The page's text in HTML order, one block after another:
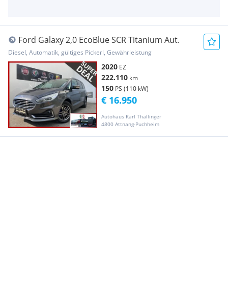
Ford Galaxy 2,0 EcoBlue SCR Titanium Aut.
Diesel, Automatik, gültiges Pickerl, Gewährleistung
2020 EZ
222.110 km
150 PS (110 kW)
Autohaus Karl Thallinger
4800 Attnang-Puchheim
€ 16.950